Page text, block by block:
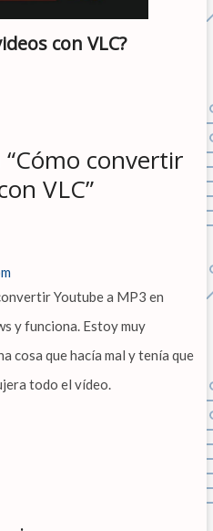
con VLC?
convertir
VLC”
Youtube a MP3 en
y funciona. Estoy muy
cosa que hacía mal y tenía que
todo el vídeo.